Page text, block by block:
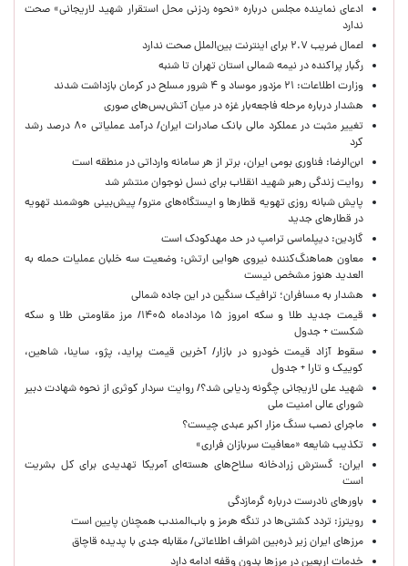
ادعای نماینده مجلس درباره «نحوه ردزنی محل استقرار شهید لاریجانی» صحت
ندارد
اعمال ضریب ۲.۷ برای اینترنت بین‌الملل صحت ندارد
رگبار پراکنده در نیمه شمالی استان تهران تا شنبه
وزارت اطلاعات: ۲۱ مزدور موساد و ۴ شرور مسلح در کرمان بازداشت شدند
هشدار درباره مرحله فاجعه‌بار غزه در میان آتش‌بس‌های صوری
تغییر مثبت در عملکرد مالی بانک صادرات ایران/ درآمد عملیاتی ۸۰ درصد رشد
کرد
ابن‌الرضا: فناوری بومی ایران، برتر از هر سامانه وارداتی در منطقه است
روایت زندگی رهبر شهید انقلاب برای نسل نوجوان منتشر شد
پایش شبانه روزی تهویه قطارها و ایستگاه‌های مترو/ پیش‌بینی هوشمند تهویه
در قطارهای جدید
گاردین: دیپلماسی ترامپ در حد مهدکودک است
معاون هماهنگ‌کننده نیروی هوایی ارتش: وضعیت سه خلبان عملیات حمله به
العدید هنوز مشخص نیست
هشدار به مسافران؛ ترافیک سنگین در این جاده شمالی
قیمت جدید طلا و سکه امروز ۱۵ مردادماه ۱۴۰۵/ مرز مقاومتی طلا و سکه
شکست + جدول
سقوط آزاد قیمت خودرو در بازار/ آخرین قیمت پراید، پژو، ساینا، شاهین،
کوییک و تارا + جدول
شهید علی لاریجانی چگونه ردیابی شد؟/ روایت سردار کوثری از نحوه شهادت دبیر
شورای عالی امنیت ملی
ماجرای نصب سنگ مزار اکبر عبدی چیست؟
تکذیب شایعه «معافیت سربازان فراری»
ایران: گسترش زرادخانه سلاح‌های هسته‌ای آمریکا تهدیدی برای کل بشریت
است
باورهای نادرست درباره گرمازدگی
رویترز: تردد کشتی‌ها در تنگه هرمز و باب‌المندب همچنان پایین است
مرزهای ایران زیر ذره‌بین اشراف اطلاعاتی/ مقابله جدی با پدیده قاچاق
خدمات اربعین در مرزها بدون وقفه ادامه دارد